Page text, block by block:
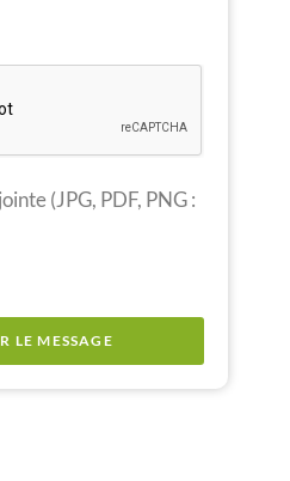
(JPG, PDF, PNG :
LE MESSAGE